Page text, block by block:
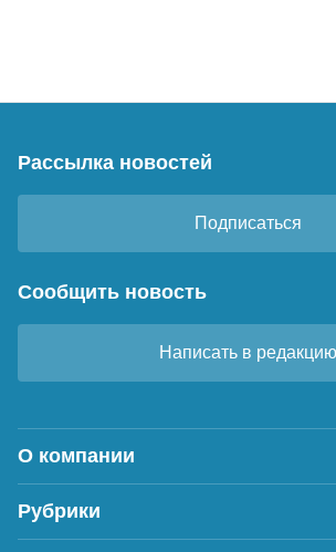
Рассылка новостей
Подписаться
Сообщить новость
Написать в редакцию
О компании
Рубрики